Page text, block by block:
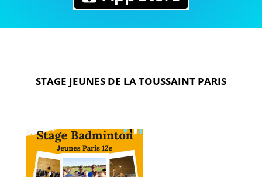
STAGE JEUNES DE LA TOUSSAINT PARIS